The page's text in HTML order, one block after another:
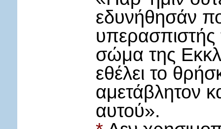
εδυνήθησάν
υπερασπιστής
σώμα της
εθέλει το
αμετάβλητον
αυτού».